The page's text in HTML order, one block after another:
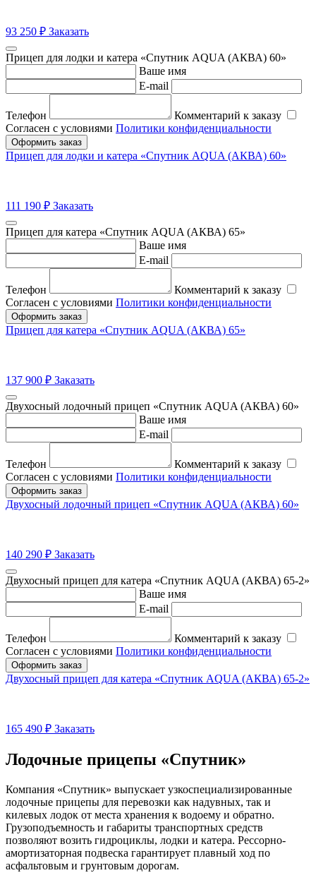
93 250 ₽ Заказать
Прицеп для лодки и катера «Спутник AQUA (АКВА) 60»
Ваше имя
E-mail
Телефон
Комментарий к заказу
Согласен с условиями Политики конфиденциальности
Оформить заказ
Прицеп для лодки и катера «Спутник AQUA (АКВА) 60»
111 190 ₽ Заказать
Прицеп для катера «Спутник AQUA (АКВА) 65»
Ваше имя
E-mail
Телефон
Комментарий к заказу
Согласен с условиями Политики конфиденциальности
Оформить заказ
Прицеп для катера «Спутник AQUA (АКВА) 65»
137 900 ₽ Заказать
Двухосный лодочный прицеп «Спутник AQUA (АКВА) 60»
Ваше имя
E-mail
Телефон
Комментарий к заказу
Согласен с условиями Политики конфиденциальности
Оформить заказ
Двухосный лодочный прицеп «Спутник AQUA (АКВА) 60»
140 290 ₽ Заказать
Двухосный прицеп для катера «Спутник AQUA (АКВА) 65-2»
Ваше имя
E-mail
Телефон
Комментарий к заказу
Согласен с условиями Политики конфиденциальности
Оформить заказ
Двухосный прицеп для катера «Спутник AQUA (АКВА) 65-2»
165 490 ₽ Заказать
Лодочные прицепы «Спутник»
Компания «Спутник» выпускает узкоспециализированные
лодочные прицепы для перевозки как надувных, так и
килевых лодок от места хранения к водоему и обратно.
Грузоподъемность и габариты транспортных средств
позволяют возить гидроциклы, лодки и катера. Рессорно-
амортизаторная подвеска гарантирует плавный ход по
асфальтовым и грунтовым дорогам.